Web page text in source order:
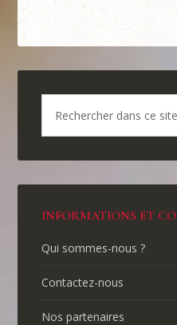
INFORMATIONS ET
Qui sommes-nous ?
Contactez-nous
Nos partenaires